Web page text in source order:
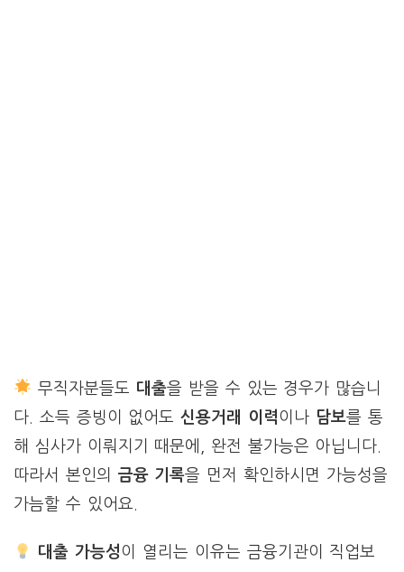
무직자분들도 대출을 받을 수 있는 경우가 많습니
다. 소득 증빙이 없어도신용거래 이력이나 담보를 통
해 심사가 이뤄지기 때문에, 완전 불가능은 아닙니다.
따라서 본인의 금융 기록을 먼저 확인하시면 가능성을
가늠할 수 있어요.
대출 가능성이 열리는 이유는 금융기관이 직업보